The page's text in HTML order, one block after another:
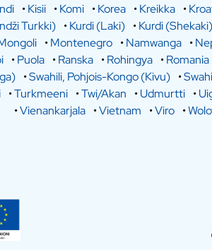
•Kisii •Komi •Korea •Kreikka •
Turkki) •Kurdi (Laki) •Kurdi (Shekaki)
•Montenegro •Namwanga •
•Puola •Ranska •Rohingya •Romania
•Swahili, Pohjois-Kongo (Kivu) •
•Turkmeeni •Twi/Akan •Udmurtti •
•Vienankarjala •Vietnam •Viro •